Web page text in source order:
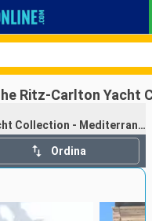
Ritz-Carlton Yacht
The Ritz-Carlton Yacht Collection - Mediterraneo
Ordina